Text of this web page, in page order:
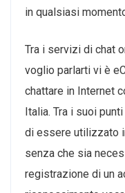
in qualsiasi
Tra i servizi di chat
voglio parlarti vi è
chattare in Internet
Italia. Tra i suoi
di essere utilizzato
senza che sia
registrazione di un